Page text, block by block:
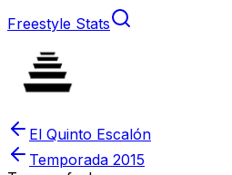
Freestyle Stats
El Quinto Escalón
Temporada 2015